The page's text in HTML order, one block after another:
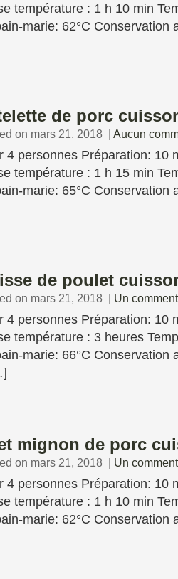
température : 1 h 10 min
marie: 62°C Conservation
de porc
on mars 21, 2018 | Aucun
4 personnes Préparation: 10
température : 1 h 15 min
marie: 65°C Conservation
de poulet
on mars 21, 2018 | Un
4 personnes Préparation: 10
température : 3 heures
marie: 66°C Conservation
mignon de porc
on mars 21, 2018 | Un
4 personnes Préparation: 10
température : 1 h 10 min
marie: 62°C Conservation